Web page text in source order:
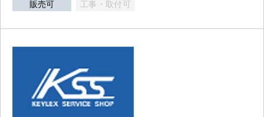
販売可 工事・取付可